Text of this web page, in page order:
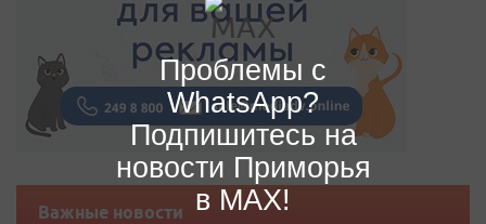
Важные новости
Проблемы с
WhatsApp?
Подпишитесь на
новости Приморья
в MAX!